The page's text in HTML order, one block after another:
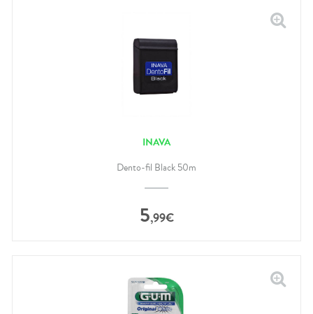
INAVA
Dento-fil Black 50m
5,99€